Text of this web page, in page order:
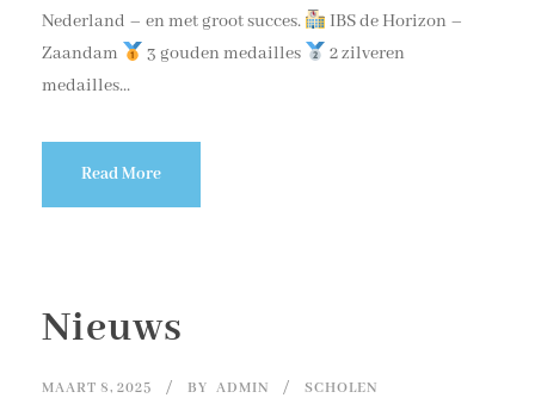
Nederland – en met groot succes.
IBS de Horizon –
Zaandam
3 gouden medailles
2 zilveren
medailles...
Read More
Nieuws
MAART 8, 2025 BY ADMIN SCHOLEN